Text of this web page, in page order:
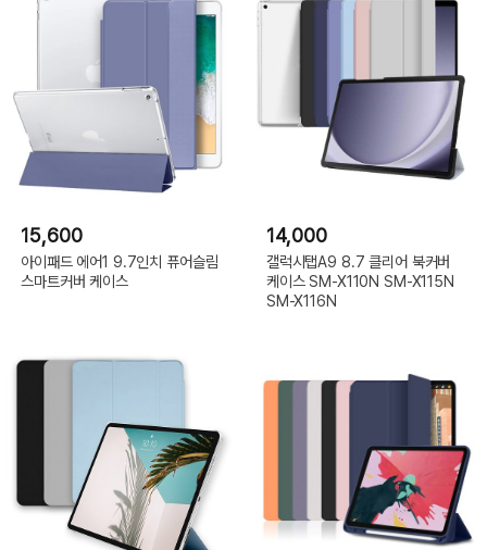
15,600
아이패드 에어1 9.7인치 퓨어슬림
스마트커버 케이스
14,000
갤럭시탭A9 8.7 클리어 북커버
케이스 SM-X110N SM-X115N
SM-X116N